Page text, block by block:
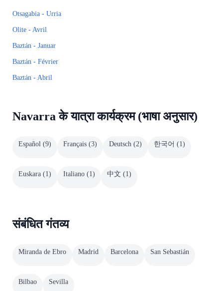
Otsagabia - Urria
Olite - Avril
Baztán - Januar
Baztán - Février
Baztán - Abril
Navarra के यात्रा कार्यक्रम (भाषा अनुसार)
Español (9) Français (3) Deutsch (2) 한국어 (1)
Euskara (1) Italiano (1) 中文 (1)
संबंधित गंतव्य
Miranda de Ebro Madrid Barcelona San Sebastián
Bilbao Sevilla